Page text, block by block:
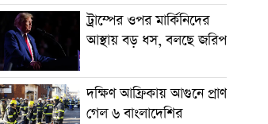
ট্রাম্পের ওপর মার্কিনিদের
আস্থায় বড় ধস, বলছে জরিপ
দক্ষিণ আফ্রিকায় আগুনে প্রাণ
গেল ৬ বাংলাদেশির